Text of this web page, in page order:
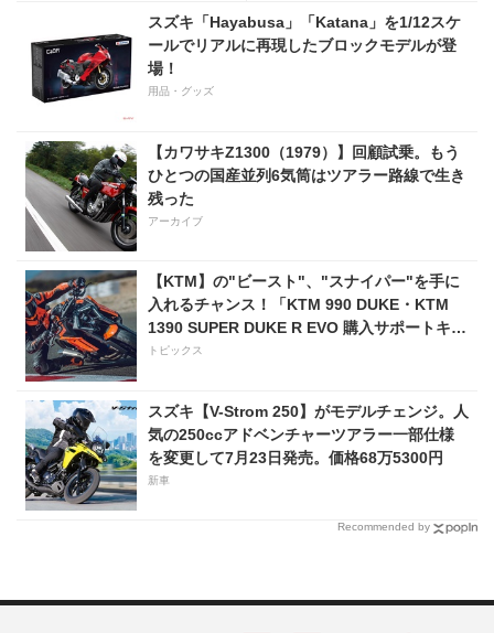
シフトの固さがコレのおかげ
で滑らかに！」
スズキ「Hayabusa」「Katana」を1/12スケ
ールでリアルに再現したブロックモデルが登
場！
用品・グッズ
【カワサキZ1300（1979）】回顧試乗。もう
ひとつの国産並列6気筒はツアラー路線で生き
残った
アーカイブ
【KTM】の"ビースト"、"スナイパー"を手に
入れるチャンス！「KTM 990 DUKE・KTM
1390 SUPER DUKE R EVO 購入サポートキャ
ンペーン」
トピックス
スズキ【V-Strom 250】がモデルチェンジ。人
気の250ccアドベンチャーツアラー一部仕様
を変更して7月23日発売。価格68万5300円
新車
Recommended by